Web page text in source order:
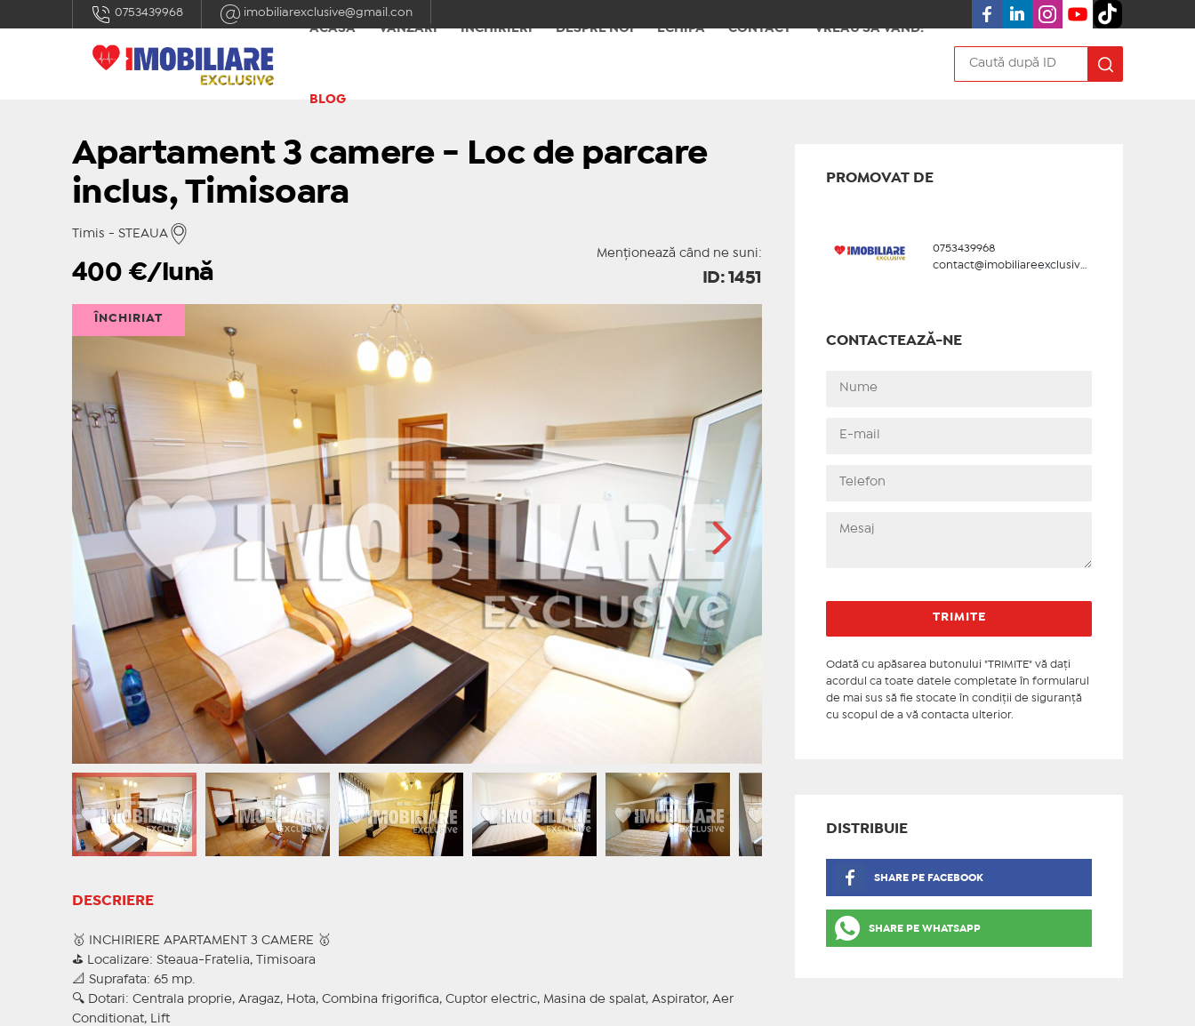
0753439968
imobiliarexclusive@gmail.con
ACASĂ
VÂNZĂRI ÎNCHIRIERI DESPRE NOI ECHIPA CONTACT VREAU SA VÂND!
BLOG
Apartament 3 camere - Loc de parcare
inclus, Timisoara
Timis - STEAUA
Menționează când ne suni:
400 €/lună ID: 1451
ÎNCHIRIAT
DESCRIERE
🥇 INCHIRIERE APARTAMENT 3 CAMERE 🥇
⛳ Localizare: Steaua-Fratelia, Timisoara
📐 Suprafata: 65 mp.
🔍 Dotari: Centrala proprie, Aragaz, Hota, Combina frigorifica, Cuptor electric, Masina de spalat, Aspirator, Aer
Conditionat, Lift
PROMOVAT DE
0753439968
contact@imobiliareexclusive.ro
CONTACTEAZĂ-NE
Odată cu apăsarea butonului "TRIMITE" vă daţi
acordul ca toate datele completate în formularul
de mai sus să fie stocate în condiţii de siguranţă
cu scopul de a vă contacta ulterior.
DISTRIBUIE
SHARE PE FACEBOOK
SHARE PE WHATSAPP